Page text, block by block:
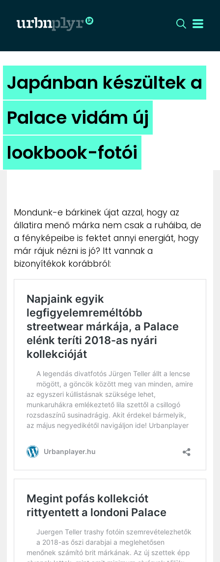
CÍMLAP
DIZÁJN
DIVAT
HIP
UTCA
ZENE
MÉDIAAJÁNLAT
IMPRESSZUM
Japánban készültek a
Palace vidám új
lookbook-fotói
Mondunk-e bárkinek újat azzal, hogy az
állatira menő márka nem csak a ruháiba, de
a fényképeibe is fektet annyi energiát, hogy
már rájuk nézni is jó? Itt vannak a
bizonyítékok korábbról: